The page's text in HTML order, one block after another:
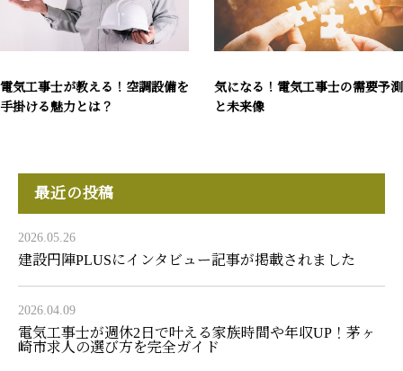
電気工事士が教える！空調設備を
手掛ける魅力とは？
気になる！電気工事士の需要予測
と未来像
最近の投稿
2026.05.26
建設円陣PLUSにインタビュー記事が掲載されました
2026.04.09
電気工事士が週休2日で叶える家族時間や年収UP！茅ヶ
崎市求人の選び方を完全ガイド